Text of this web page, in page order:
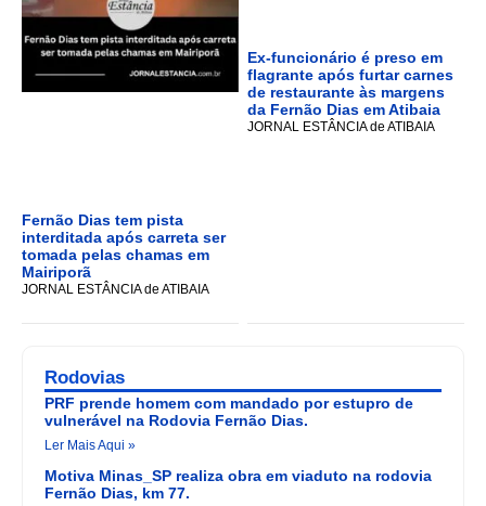
Fernão Dias tem pista
interditada após carreta ser
tomada pelas chamas em
Mairiporã
JORNAL ESTÂNCIA de ATIBAIA
Ex-funcionário é preso em
flagrante após furtar carnes
de restaurante às margens
da Fernão Dias em Atibaia
JORNAL ESTÂNCIA de ATIBAIA
Rodovias
PRF prende homem com mandado por estupro de
vulnerável na Rodovia Fernão Dias.
Ler Mais Aqui »
Motiva Minas_SP realiza obra em viaduto na rodovia
Fernão Dias, km 77.